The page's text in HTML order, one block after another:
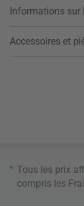
Informations
Accessoires et
* Tous les prix
compris les